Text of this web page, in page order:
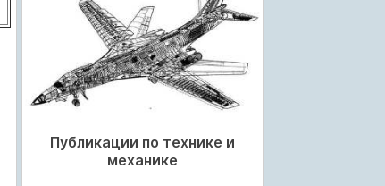
Публикации по технике и
механике